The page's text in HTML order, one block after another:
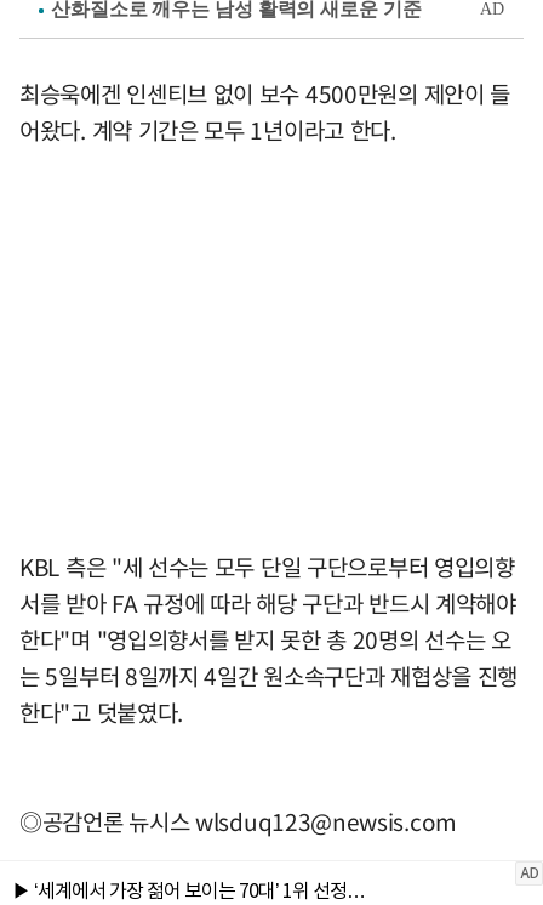
최승욱에겐 인센티브 없이 보수 4500만원의 제안이 들
어왔다. 계약 기간은 모두 1년이라고 한다.
KBL 측은 "세 선수는 모두 단일 구단으로부터 영입의향
서를 받아 FA 규정에 따라 해당 구단과 반드시 계약해야
한다"며 "영입의향서를 받지 못한 총 20명의 선수는 오
는 5일부터 8일까지 4일간 원소속구단과 재협상을 진행
한다"고 덧붙였다.
◎공감언론 뉴시스wlsduq123@newsis.com